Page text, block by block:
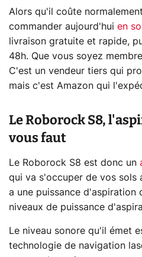
Alors qu'il coûte
commander aujourd'hui en
livraison gratuite et rapide,
48h. Que vous soyez
C'est un vendeur tiers qui
mais c'est Amazon qui
Le Roborock S8,
vous faut
Le Roborock S8 est donc un
qui va s'occuper de vos sols
a une puissance d'aspiration
niveaux de puissance
Le niveau sonore qu'il émet
technologie de navigation